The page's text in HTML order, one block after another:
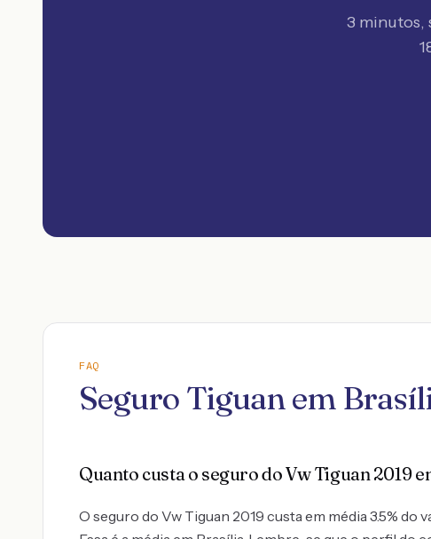
3 minutos,
FAQ
Seguro Tiguan em
Quanto custa o seguro do Vw Tiguan 2019
O seguro do Vw Tiguan 2019 custa em média 3.5% do